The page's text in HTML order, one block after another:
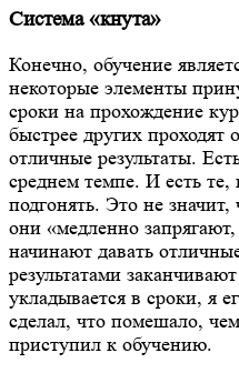
Система «кнута»
Конечно, обучение
некоторые элементы
сроки на прохождение
быстрее других
отличные результаты.
среднем темпе. И есть те,
подгонять. Это не
они «медленно
начинают давать
результатами
укладывается в сроки, я
сделал, что помешало,
приступил к обучению.